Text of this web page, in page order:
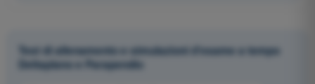
Test di allenamento e simulazioni d'esame a tempo
Deltaplano e Parapendio